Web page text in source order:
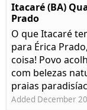
Itacaré (BA)
Prado​
O que Itacaré
para Érica
coisa!​ Povo
com belezas
praias
Added December